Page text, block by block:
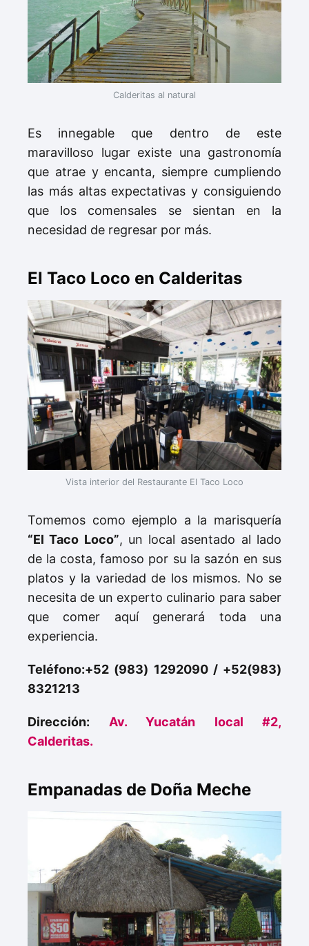
Calderitas al natural
Es innegable que dentro de este
maravilloso lugar existe una gastronomía
que atrae y encanta, siempre cumpliendo
las más altas expectativas y consiguiendo
que los comensales se sientan en la
necesidad de regresar por más.
El Taco Loco en Calderitas
Vista interior del Restaurante El Taco Loco
Tomemos como ejemplo a la marisquería
“El Taco Loco”, un local asentado al lado
de la costa, famoso por su la sazón en sus
platos y la variedad de los mismos. No se
necesita de un experto culinario para saber
que comer aquí generará toda una
experiencia.
Teléfono:+52 (983) 1292090 / +52(983)
8321213
Dirección: Av. Yucatán local #2,
Calderitas.
Empanadas de Doña Meche